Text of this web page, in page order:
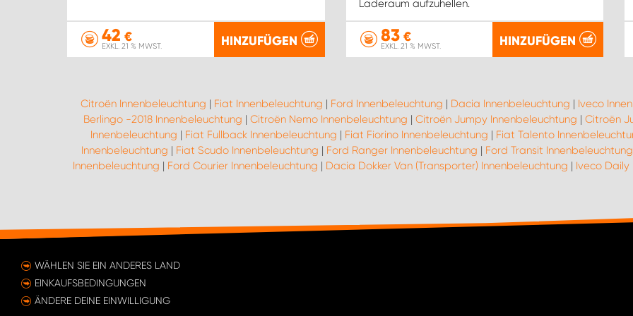
42 €
EXKL. 21 % MWST. HINZUFÜGEN
Laderaum aufzuhellen.
83€
EXKL. 21 % MWST. HINZUFÜGEN
Citroën Innenbeleuchtung | Fiat Innenbeleuchtung | Ford Innenbeleuchtung | Dacia Innenbeleuchtung | Iveco
Berlingo -2018 Innenbeleuchtung | Citroën Nemo Innenbeleuchtung | Citroën Jumpy Innenbeleuchtung | Citroën
Innenbeleuchtung | Fiat Fullback Innenbeleuchtung | Fiat Fiorino Innenbeleuchtung | Fiat Talento
Innenbeleuchtung | Fiat Scudo Innenbeleuchtung | Ford Ranger Innenbeleuchtung | Ford Transit Innenbeleuchtung
Innenbeleuchtung | Ford Courier Innenbeleuchtung | Dacia Dokker Van (Transporter) Innenbeleuchtung | Iveco Daily
WÄHLEN SIE EIN ANDERES LAND
EINKAUFSBEDINGUNGEN
ÄNDERE DEINE EINWILLIGUNG